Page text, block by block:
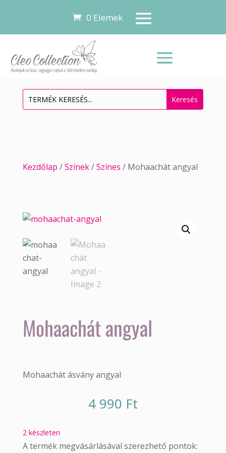
0 Elemek
Kezdőlap /Színek/Színes / Mohaachát angyal
Mohaachát angyal
Mohaachát ásvány angyal
4 990 Ft
2 készleten
A termék megvásárlásával szerezhető pontok: